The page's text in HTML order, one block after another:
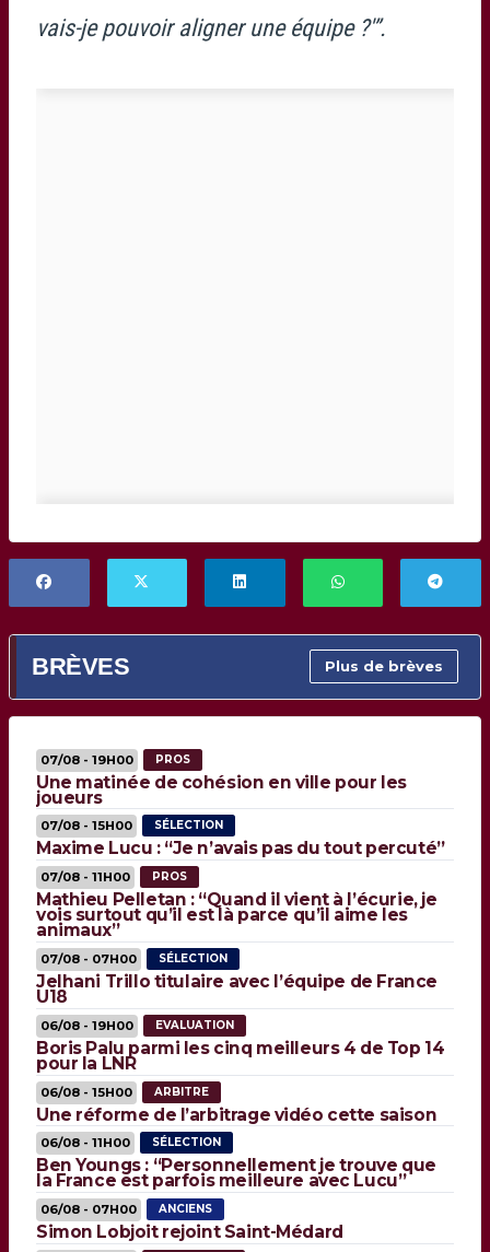
vais-je pouvoir aligner une équipe ?'”.
BRÈVES Plus de brèves
07/08 - 19H00 PROS
Une matinée de cohésion en ville pour les
joueurs
07/08 - 15H00 SÉLECTION
Maxime Lucu : “Je n’avais pas du tout percuté”
07/08 - 11H00 PROS
Mathieu Pelletan : “Quand il vient à l’écurie, je
vois surtout qu’il est là parce qu’il aime les
animaux”
07/08 - 07H00 SÉLECTION
Jelhani Trillo titulaire avec l’équipe de France
U18
06/08 - 19H00 EVALUATION
Boris Palu parmi les cinq meilleurs 4 de Top 14
pour la LNR
06/08 - 15H00 ARBITRE
Une réforme de l’arbitrage vidéo cette saison
06/08 - 11H00 SÉLECTION
Ben Youngs : “Personnellement je trouve que
la France est parfois meilleure avec Lucu”
06/08 - 07H00 ANCIENS
Simon Lobjoit rejoint Saint-Médard